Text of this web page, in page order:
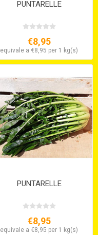
PUNTARELLE
€8,95
equivale a €8,95 per 1 kg(s)
PUNTARELLE
€8,95
equivale a €8,95 per 1 kg(s)